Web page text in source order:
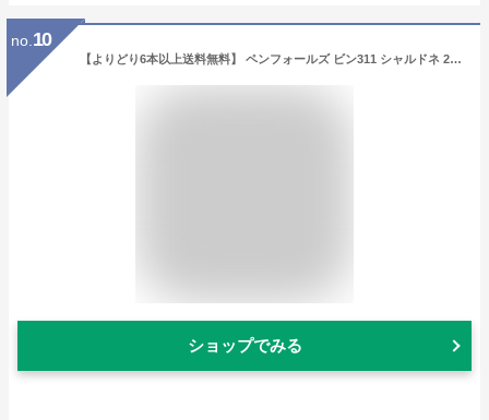
no. 10
【よりどり6本以上送料無料】 ペンフォールズ ビン311 シャルドネ 2018 750ml 白ワイン オーストラリア
ショップでみる